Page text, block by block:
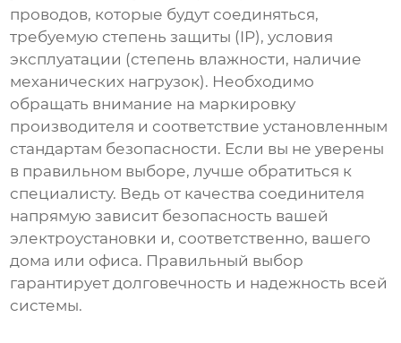
проводов, которые будут соединяться,
требуемую степень защиты (IP), условия
эксплуатации (степень влажности, наличие
механических нагрузок). Необходимо
обращать внимание на маркировку
производителя и соответствие установленным
стандартам безопасности. Если вы не уверены
в правильном выборе, лучше обратиться к
специалисту. Ведь от качества соединителя
напрямую зависит безопасность вашей
электроустановки и, соответственно, вашего
дома или офиса. Правильный выбор
гарантирует долговечность и надежность всей
системы.